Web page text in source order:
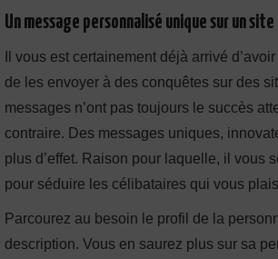
Un message personnalisé unique sur un
Il vous est certainement déjà arrivé
de les envoyer à des conquêtes sur des
messages n’ont pas toujours le succès
contraire. Des messages uniques,
plus d’effet. Raison pour laquelle, il vous
pour séduire les célibataires qui vous
Parcourez au besoin le profil de la
description. Vous en saurez plus sur sa